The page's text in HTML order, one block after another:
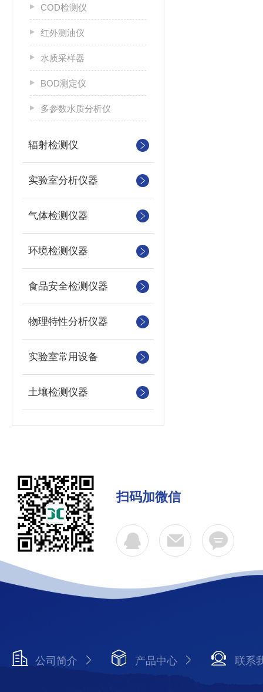
COD检测仪
红外测油仪
水质采样器
BOD测定仪
多参数水质分析仪
辐射检测仪
实验室分析仪器
气体检测仪器
环境检测仪器
食品安全检测仪器
物理特性分析仪器
实验室常用设备
土壤检测仪器
扫码加微信
公司简介 产品中心 联系